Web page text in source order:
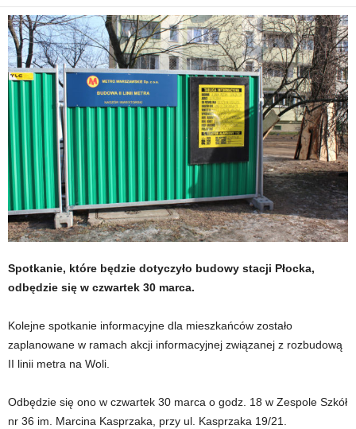
Spotkanie, które będzie dotyczyło budowy stacji Płocka,
odbędzie się w czwartek 30 marca.
Kolejne spotkanie informacyjne dla mieszkańców zostało
zaplanowane w ramach akcji informacyjnej związanej z rozbudową
II linii metra na Woli.
Odbędzie się ono w czwartek 30 marca o godz. 18 w Zespole Szkół
nr 36 im. Marcina Kasprzaka, przy ul. Kasprzaka 19/21.